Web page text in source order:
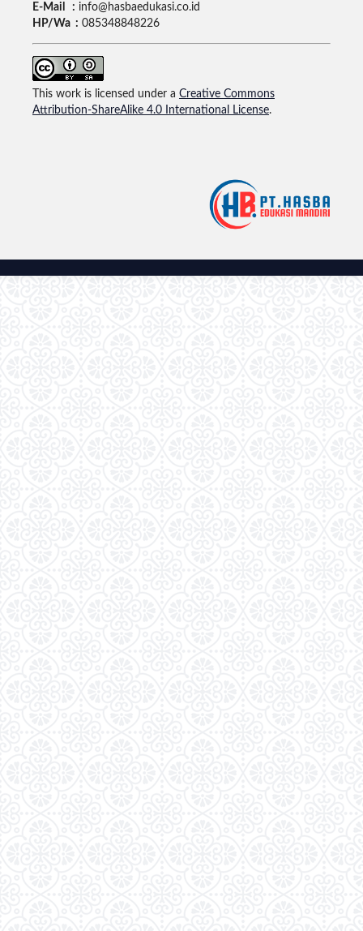
E-Mail : info@hasbaedukasi.co.id
HP/Wa : 085348848226
This work is licensed under a Creative Commons
Attribution-ShareAlike 4.0 International License.